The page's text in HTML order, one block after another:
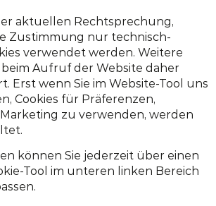
aktuellen Rechtsprechung,
Zustimmung nur technisch-
verwendet werden. Weitere
Aufruf der Website daher
Erst wenn Sie im Website-Tool uns
Cookies für Präferenzen,
zu verwenden, werden
können Sie jederzeit über einen
Tool im unteren linken Bereich